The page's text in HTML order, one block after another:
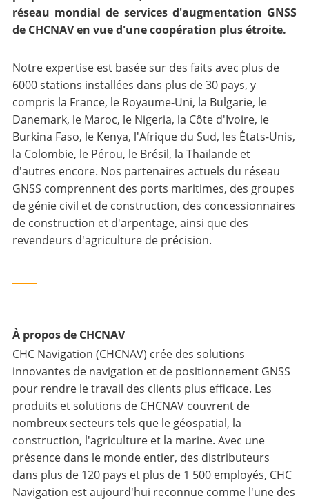
réseau mondial de services d'augmentation GNSS
de CHCNAV en vue d'une coopération plus étroite.
Notre expertise est basée sur des faits avec plus de
6000 stations installées dans plus de 30 pays, y
compris la France, le Royaume-Uni, la Bulgarie, le
Danemark, le Maroc, le Nigeria, la Côte d'Ivoire, le
Burkina Faso, le Kenya, l'Afrique du Sud, les États-Unis,
la Colombie, le Pérou, le Brésil, la Thaïlande et
d'autres encore. Nos partenaires actuels du réseau
GNSS comprennent des ports maritimes, des groupes
de génie civil et de construction, des concessionnaires
de construction et d'arpentage, ainsi que des
revendeurs d'agriculture de précision.
À propos de CHCNAV
CHC Navigation (CHCNAV) crée des solutions
innovantes de navigation et de positionnement GNSS
pour rendre le travail des clients plus efficace. Les
produits et solutions de CHCNAV couvrent de
nombreux secteurs tels que le géospatial, la
construction, l'agriculture et la marine. Avec une
présence dans le monde entier, des distributeurs
dans plus de 120 pays et plus de 1 500 employés, CHC
Navigation est aujourd'hui reconnue comme l'une des